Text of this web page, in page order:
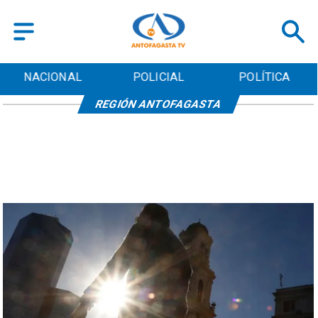
NACIONAL POLICIAL POLÍTICA
REGIÓN ANTOFAGASTA